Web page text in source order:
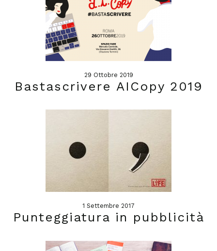
29 Ottobre 2019
Bastascrivere AICopy 2019
1 Settembre 2017
Punteggiatura in pubblicità